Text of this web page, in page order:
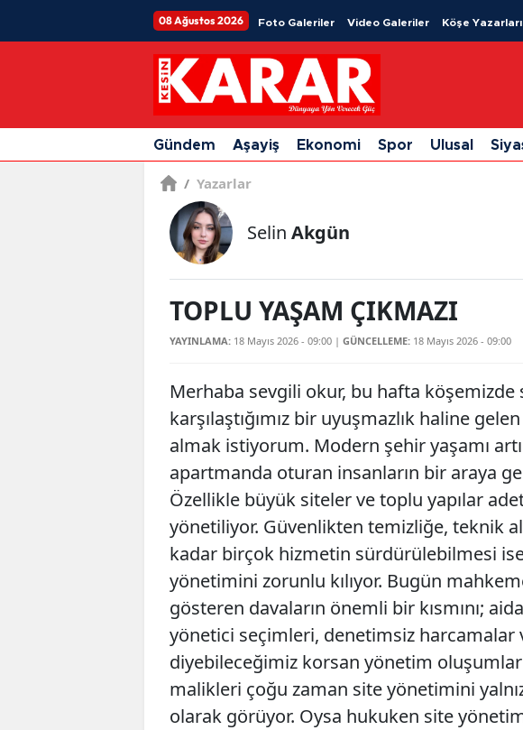
08 Ağustos 2026 Foto Galeriler Video Galeriler Köşe Yazarları
Gündem Aşayiş Ekonomi Spor Ulusal
/ Yazarlar
Selin Akgün
TOPLU YAŞAM ÇIKMAZI
YAYINLAMA: 18 Mayıs 2026 - 09:00 | GÜNCELLEME: 18 Mayıs 2026 - 09:00
Merhaba sevgili okur, bu hafta köşemizde
karşılaştığımız bir uyuşmazlık haline
almak istiyorum. Modern şehir yaşamı
apartmanda oturan insanların bir araya
Özellikle büyük siteler ve toplu yapılar
yönetiliyor. Güvenlikten temizliğe, teknik
kadar birçok hizmetin sürdürülebilmesi
yönetimini zorunlu kılıyor. Bugün
gösteren davaların önemli bir kısmını;
yönetici seçimleri, denetimsiz harcamalar
diyebileceğimiz korsan yönetim
malikleri çoğu zaman site yönetimini
olarak görüyor. Oysa hukuken site